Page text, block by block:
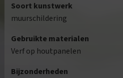
Soort kunstwerk
muurschildering
Gebruikte materialen
Verf op houtpanelen
Bijzonderheden